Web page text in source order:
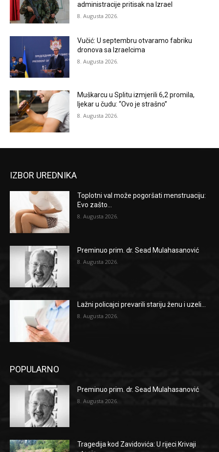
administracije pritisak na Izrael
8. Augusta 2026.
Vučić: U septembru otvaramo fabriku
dronova sa Izraelcima
8. Augusta 2026.
Muškarcu u Splitu izmjerili 6,2 promila,
ljekar u čudu: “Ovo je strašno”
8. Augusta 2026.
IZBOR UREDNIKA
Toplotni val može pogoršati menstruaciju:
Evo zašto...
8. Augusta 2026.
Preminuo prim. dr. Sead Mulahasanović
8. Augusta 2026.
Lažni policajci prevarili stariju ženu i uzeli...
8. Augusta 2026.
POPULARNO
Preminuo prim. dr. Sead Mulahasanović
8. Augusta 2026.
Tragedija kod Zavidovića: U rijeci Krivaji